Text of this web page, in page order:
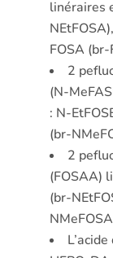
linéraires
FOSA (br-
2
(N-
: N-
(br-
2
(FOSAA)
(br-